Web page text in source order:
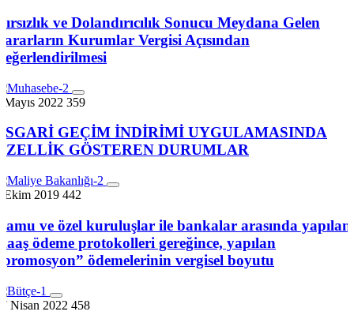
ve Dolandırıcılık Sonucu Meydana Gelen
Kurumlar Vergisi Açısından
Mayıs 2022 359
GEÇİM İNDİRİMİ UYGULAMASINDA
GÖSTEREN DURUMLAR
Ekim 2019 442
ve özel kuruluşlar ile bankalar arasında yapılan
ödeme protokolleri gereğince, yapılan
ödemelerinin vergisel boyutu
Nisan 2022 458